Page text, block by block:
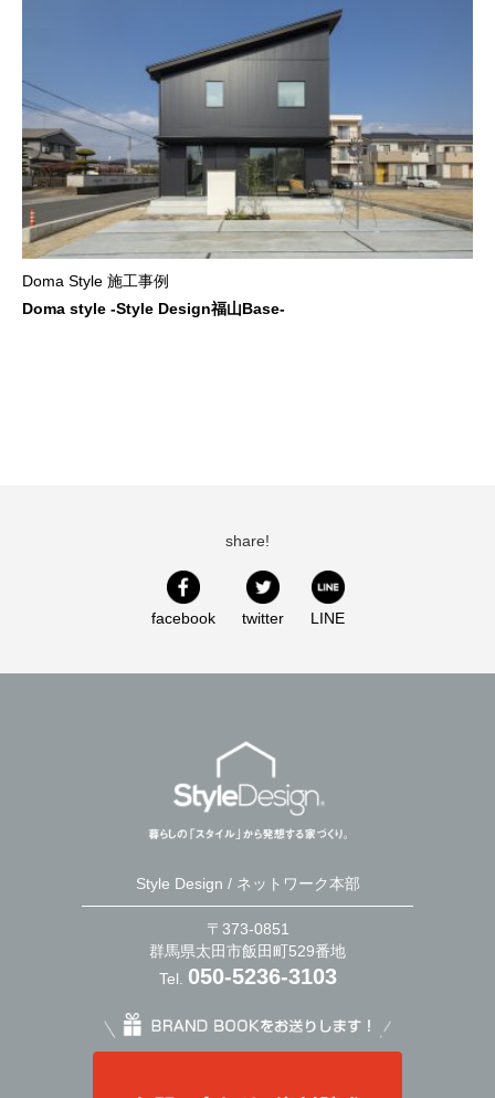
Doma Style 施工事例
Doma style -Style Design福山Base-
share!
facebook twitter LINE
Style Design / ネットワーク本部
〒373-0851
群馬県太田市飯田町529番地
Tel. 050-5236-3103